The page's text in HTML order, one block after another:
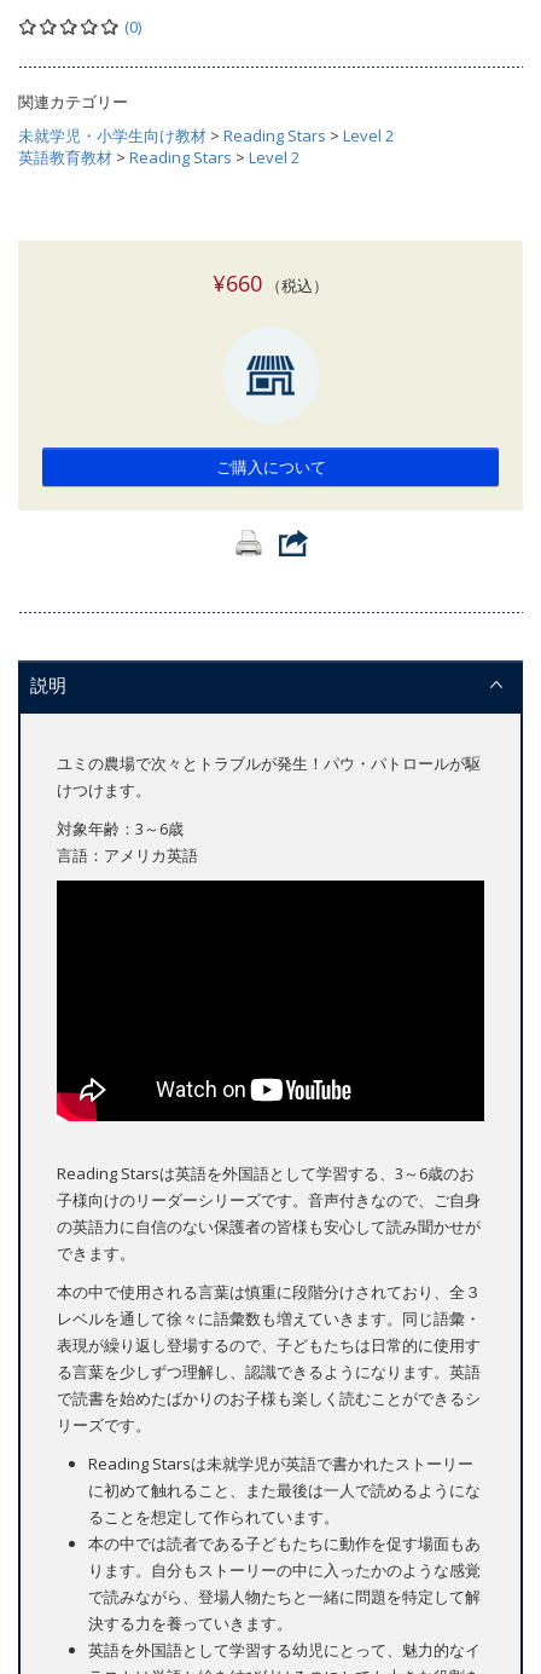
(0)
関連カテゴリー
未就学児・小学生向け教材 > Reading Stars > Level 2
英語教育教材 > Reading Stars > Level 2
¥660 （税込）
ご購入について
説明
ユミの農場で次々とトラブルが発生！パウ・パトロールが駆
けつけます。
対象年齢：3～6歳
言語：アメリカ英語
Reading Starsは英語を外国語として学習する、3～6歳のお
子様向けのリーダーシリーズです。音声付きなので、ご自身
の英語力に自信のない保護者の皆様も安心して読み聞かせが
できます。
本の中で使用される言葉は慎重に段階分けされており、全３
レベルを通して徐々に語彙数も増えていきます。同じ語彙・
表現が繰り返し登場するので、子どもたちは日常的に使用す
る言葉を少しずつ理解し、認識できるようになります。英語
で読書を始めたばかりのお子様も楽しく読むことができるシ
リーズです。
Reading Starsは未就学児が英語で書かれたストーリー
に初めて触れること、また最後は一人で読めるようにな
ることを想定して作られています。
本の中では読者である子どもたちに動作を促す場面もあ
ります。自分もストーリーの中に入ったかのような感覚
で読みながら、登場人物たちと一緒に問題を特定して解
決する力を養っていきます。
英語を外国語として学習する幼児にとって、魅力的なイ